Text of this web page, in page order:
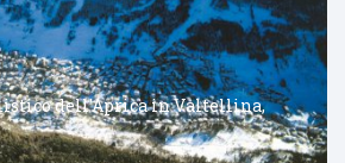
dell'Aprica in Valtellina,